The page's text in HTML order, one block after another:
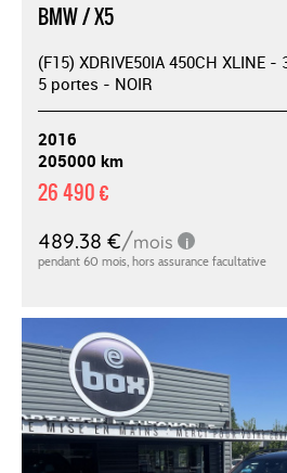
BMW / X5
(F15) XDRIVE50IA 450CH XLINE -
5 portes - NOIR
2016
205000 km
26 490 €